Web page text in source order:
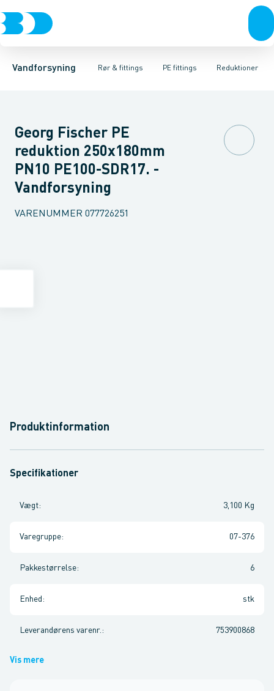
Vandforsyning Rør & fittings
Rør & fittingsKoblinger & anboringerMuffer, klemmer &
PE fittings
PE rørPE EL fittingsPE fittings Duktiljern fittingsReduktioner
Vinkler 90gr.Vinkler 60gr.Vinkler 45gr.Vinkler 30gr.Vinkler
Georg Fischer PE
reduktion 250x180mm
PN10 PE100-SDR17. -
Vandforsyning
VARENUMMER 077726251
Produktinformation
Specifikationer
Vægt: 3,100 Kg
Varegruppe: 07-376
Pakkestørrelse: 6
Enhed : stk
Leverandørens varenr. : 753900868
Vis mere